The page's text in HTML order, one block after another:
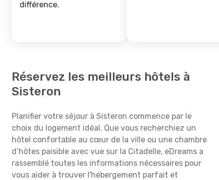
différence.
Réservez les meilleurs hôtels à
Sisteron
Planifier votre séjour à Sisteron commence par le
choix du logement idéal. Que vous recherchiez un
hôtel confortable au cœur de la ville ou une chambre
d’hôtes paisible avec vue sur la Citadelle, eDreams a
rassemblé toutes les informations nécessaires pour
vous aider à trouver l'hébergement parfait et